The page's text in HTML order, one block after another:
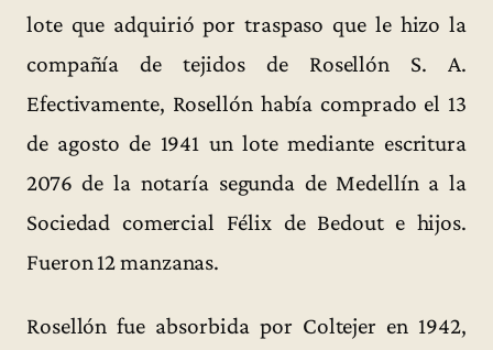
lote que adquirió por traspaso que le hizo la
compañía de tejidos de Rosellón S. A.
Efectivamente, Rosellón había comprado el 13
de agosto de 1941 un lote mediante escritura
2076 de la notaría segunda de Medellín a la
Sociedad comercial Félix de Bedout e hijos.
Fueron 12 manzanas.
Rosellón fue absorbida por Coltejer en 1942,